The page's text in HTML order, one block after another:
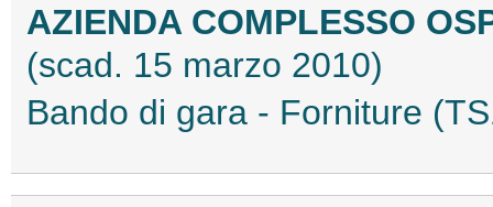
AZIENDA COMPLESSO
(scad. 15 marzo 2010)
Bando di gara - Forniture